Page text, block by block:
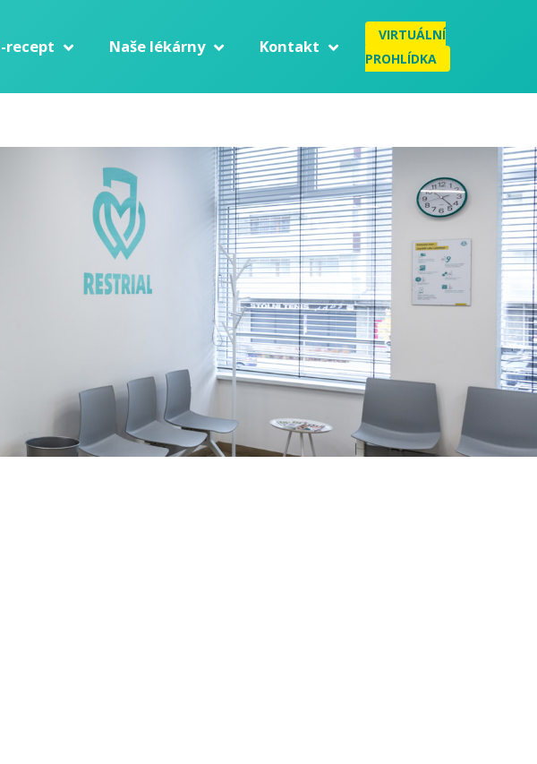
VIRTUÁLNÍ
PROHLÍDKA
recept Naše lékárny Kontakt